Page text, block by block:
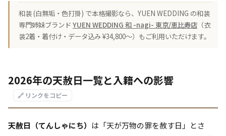
和装 (白無垢・色打掛) で本格撮影なら、YUEN WEDDING の和装
専門姉妹ブランド YUEN WEDDING 和 -nagi- 東京/恵比寿店 （衣
装2着・着付け・データ込み ¥34,800〜）もご利用いただけます。
2026年の天赦日一覧と入籍への影響
🔗 リンクをコピー
天赦日（てんしゃにち） は「天が万物の罪を赦す日」とさ